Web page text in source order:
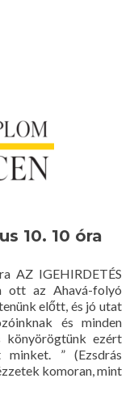
10. 10 óra
AZ IGEHIRDETÉS
ott az Ahavá-folyó
előtt, és jó utat
és minden
ezért
minket. ” (Ezsdrás
komoran, mint